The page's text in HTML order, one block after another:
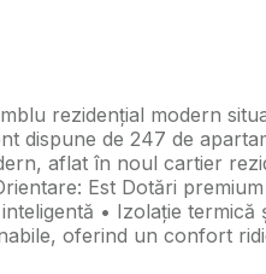
rezidențial modern
dispune de 247 de
aflat în noul cartier
Est Dotări
• Izolație
oferind un confort